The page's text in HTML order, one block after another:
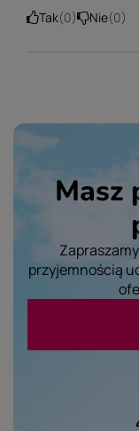
Tak 0 Nie 0
Masz
przyjemnością